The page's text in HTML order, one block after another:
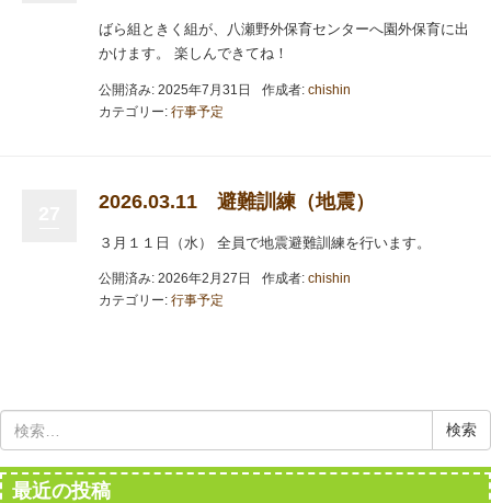
ばら組ときく組が、八瀬野外保育センターへ園外保育に出
かけます。 楽しんできてね！
公開済み: 2025年7月31日 作成者: chishin
カテゴリー: 行事予定
2026.03.11 避難訓練（地震）
３月１１日（水） 全員で地震避難訓練を行います。
公開済み: 2026年2月27日 作成者: chishin
カテゴリー: 行事予定
最近の投稿